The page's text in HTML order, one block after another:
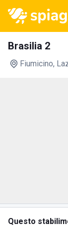
Brasilia 2
Fiumicino,
Questo